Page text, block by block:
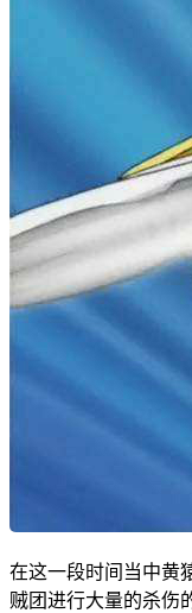
在这一段时间当中黄
贼团进行大量的杀伤